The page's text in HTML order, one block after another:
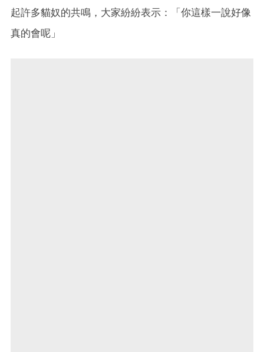
起許多貓奴的共鳴，大家紛紛表示：「你這樣一說好像
真的會呢」